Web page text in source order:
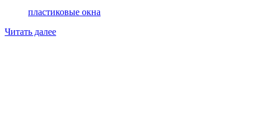
пластиковые окна
Читать далее